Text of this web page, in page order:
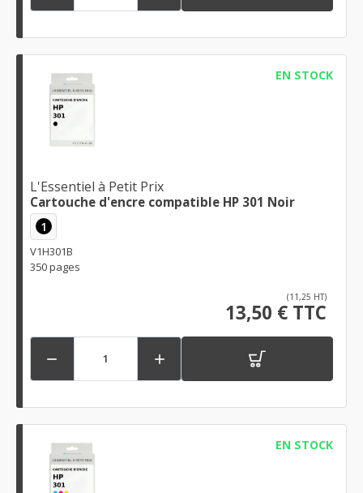
EN STOCK
L'Essentiel à Petit Prix
Cartouche d'encre compatible HP 301 Noir
1
V1H301B
350 pages
(11,25 HT)
13,50 € TTC
 
EN STOCK